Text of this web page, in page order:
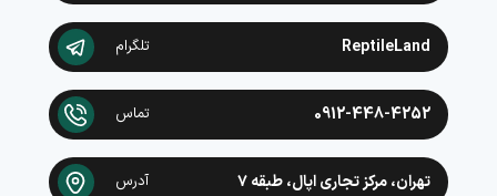
ReptileLand تلگرام
0912-448-4252 تماس
تهران، مرکز تجاری اپال، طبقه ۷ آدرس